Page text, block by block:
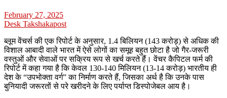
February 27, 2025
Desk Takshakapost
ब्लूम वेंचर्स की एक रिपोर्ट के अनुसार, 1.4 बिलियन (143 करोड़) से अधिक की
विशाल आबादी वाले भारत में ऐसे लोगों का समूह बहुत छोटा है जो गैर-जरूरी
वस्तुओं और सेवाओं पर सक्रिय रूप से खर्च करते हैं। वेंचर कैपिटल फर्म की
रिपोर्ट में कहा गया है कि केवल 130-140 मिलियन (13-14 करोड़) भारतीय ही
देश के “उपभोक्ता वर्ग” का निर्माण करते हैं, जिसका अर्थ है कि उनके पास
बुनियादी जरूरतों से परे खरीदने के लिए पर्याप्त डिस्पोजेबल आय है।